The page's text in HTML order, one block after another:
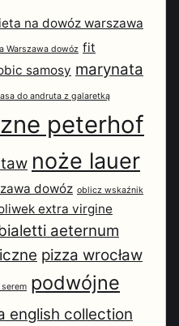
na dowóz warszawa
Warszawa dowóz fit
samosy marynata
do andruta z galaretką
peterhof
noże lauer
dowóz oblicz wskaźnik
extra virgine
aeternum
pizza wrocław
podwójne
english collection